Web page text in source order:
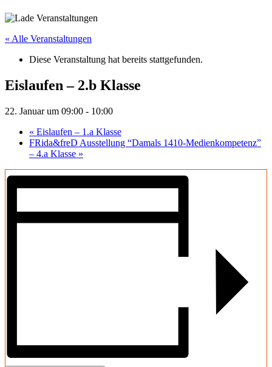
« Alle Veranstaltungen
Diese Veranstaltung hat bereits stattgefunden.
Eislaufen – 2.b Klasse
22. Januar um 09:00 - 10:00
« Eislaufen – 1.a Klasse
FRida&freD Ausstellung “Damals 1410-Medienkompetenz”
– 4.a Klasse »